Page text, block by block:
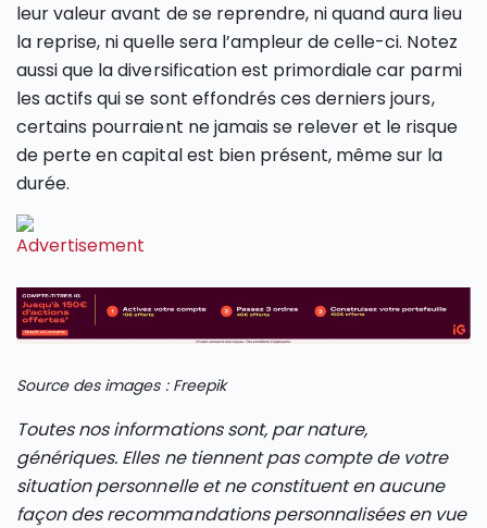
leur valeur avant de se reprendre, ni quand aura lieu
la reprise, ni quelle sera l’ampleur de celle-ci. Notez
aussi que la diversification est primordiale car parmi
les actifs qui se sont effondrés ces derniers jours,
certains pourraient ne jamais se relever et le risque
de perte en capital est bien présent, même sur la
durée.
Source des images : Freepik
Toutes nos informations sont, par nature,
génériques. Elles ne tiennent pas compte de votre
situation personnelle et ne constituent en aucune
façon des recommandations personnalisées en vue